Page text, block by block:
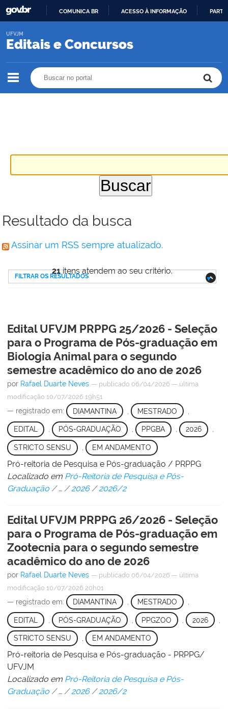
O
COMUNICA BR ACESSO À INFORMAÇÃO
Editais e Concursos
UFVJM
Resultado da busca
Assinar um RSS sempre atualizado.
21itens atendem ao seu critério.
FILTRAR OS RESULTADOS
Edital UFVJM PRPPG 25/2026 - Seleção
para o Programa de Pós-graduação em
Biologia Animal para o segundo
semestre acadêmico do ano de 2026
por Rafael Duarte Neves — publicado 06/04/2026 — última
modificação 10/07/2026 19h51
— registrado em: DIAMANTINA MESTRADO
EDITAL , PÓS-GRADUAÇÃO , PPGBA , 2026 ,
STRICTO SENSU EM ANDAMENTO
Pró-reitoria de Pesquisa e Pós-graduação / PRPPG
Localizado em Pró-Reitoria de Pesquisa e Pós-
Graduação /… /2026 /2026/2
Edital UFVJM PRPPG 26/2026 - Seleção
para o Programa de Pós-graduação em
Zootecnia para o segundo semestre
acadêmico do ano de 2026
por Rafael Duarte Neves — publicado 06/04/2026 — última
modificação 10/07/2026 20h01
— registrado em: DIAMANTINA MESTRADO
EDITAL PÓS-GRADUAÇÃO PPGZOO , 2026
STRICTO SENSU , EM ANDAMENTO
Pró-reitoria de Pesquisa e Pós-graduação - PRPPG/
UFVJM
Localizado em Pró-Reitoria de Pesquisa e Pós-
Graduação /… /2026 /2026/2